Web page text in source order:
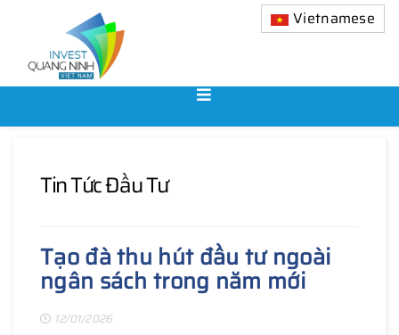
Vietnamese
Tin Tức Đầu Tư
Tạo đà thu hút đầu tư ngoài
ngân sách trong năm mới
12/01/2026